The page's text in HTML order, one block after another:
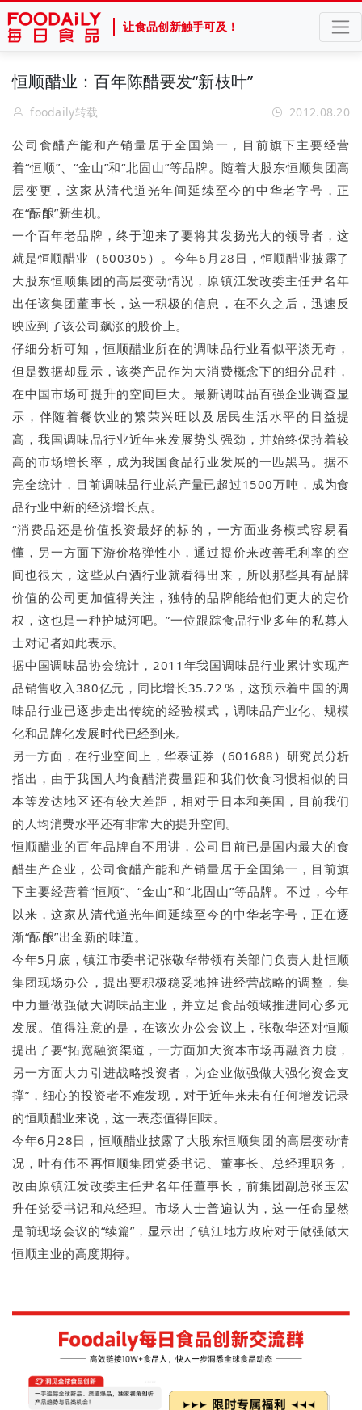
让食品创新触手可及！
恒顺醋业：百年陈醋要发“新枝叶”
foodaily转载 2012.08.20
公司食醋产能和产销量居于全国第一，目前旗下主要经营
着“恒顺”、“金山”和“北固山”等品牌。随着大股东恒顺集团高
层变更，这家从清代道光年间延续至今的中华老字号，正
在“酝酿”新生机。
一个百年老品牌，终于迎来了要将其发扬光大的领导者，这
就是恒顺醋业（600305）。今年6月28日，恒顺醋业披露了
大股东恒顺集团的高层变动情况，原镇江发改委主任尹名年
出任该集团董事长，这一积极的信息，在不久之后，迅速反
映应到了该公司飙涨的股价上。
仔细分析可知，恒顺醋业所在的调味品行业看似平淡无奇，
但是数据却显示，该类产品作为大消费概念下的细分品种，
在中国市场可提升的空间巨大。最新调味品百强企业调查显
示，伴随着餐饮业的繁荣兴旺以及居民生活水平的日益提
高，我国调味品行业近年来发展势头强劲，并始终保持着较
高的市场增长率，成为我国食品行业发展的一匹黑马。据不
完全统计，目前调味品行业总产量已超过1500万吨，成为食
品行业中新的经济增长点。
“消费品还是价值投资最好的标的，一方面业务模式容易看
懂，另一方面下游价格弹性小，通过提价来改善毛利率的空
间也很大，这些从白酒行业就看得出来，所以那些具有品牌
价值的公司更加值得关注，独特的品牌能给他们更大的定价
权，这也是一种护城河吧。”一位跟踪食品行业多年的私募人
士对记者如此表示。
据中国调味品协会统计，2011年我国调味品行业累计实现产
品销售收入380亿元，同比增长35.72％，这预示着中国的调
味品行业已逐步走出传统的经验模式，调味品产业化、规模
化和品牌化发展时代已经到来。
另一方面，在行业空间上，华泰证券（601688）研究员分析
指出，由于我国人均食醋消费量距和我们饮食习惯相似的日
本等发达地区还有较大差距，相对于日本和美国，目前我们
的人均消费水平还有非常大的提升空间。
恒顺醋业的百年品牌自不用讲，公司目前已是国内最大的食
醋生产企业，公司食醋产能和产销量居于全国第一，目前旗
下主要经营着“恒顺”、“金山”和“北固山”等品牌。不过，今年
以来，这家从清代道光年间延续至今的中华老字号，正在逐
渐“酝酿”出全新的味道。
今年5月底，镇江市委书记张敬华带领有关部门负责人赴恒顺
集团现场办公，提出要积极稳妥地推进经营战略的调整，集
中力量做强做大调味品主业，并立足食品领域推进同心多元
发展。值得注意的是，在该次办公会议上，张敬华还对恒顺
提出了要“拓宽融资渠道，一方面加大资本市场再融资力度，
另一方面大力引进战略投资者，为企业做强做大强化资金支
撑”，细心的投资者不难发现，对于近年来未有任何增发记录
的恒顺醋业来说，这一表态值得回味。
今年6月28日，恒顺醋业披露了大股东恒顺集团的高层变动情
况，叶有伟不再恒顺集团党委书记、董事长、总经理职务，
改由原镇江发改委主任尹名年任董事长，前集团副总张玉宏
升任党委书记和总经理。市场人士普遍认为，这一任命显然
是前现场会议的“续篇”，显示出了镇江地方政府对于做强做大
恒顺主业的高度期待。